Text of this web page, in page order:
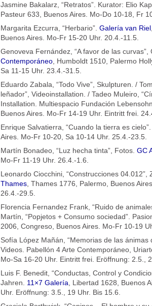
Jasmine Bakalarz, “Retratos”. Kurator: Elio
Pasteur 633, Buenos Aires. Mo-Do 10-18, Fr
Margarita Ezcurra, “Herbario”. Galería van Riel
Buenos Aires. Mo-Fr 15-20 Uhr. 20.4.-11.5.
Genoveva Fernández, “A favor de las curvas”,
Contemporáneo, Humboldt 1510, Palermo
Sa 11-15 Uhr. 23.4.-31.5.
Eduardo Zabala, “Todo Vive”, Skulpturen. /
leñador”, Videoinstallation. / Tadeo Muleiro,
Installation. Multiespacio Fundación
Buenos Aires. Mo-Fr 14-19 Uhr. Eintritt frei.
Enrique Salvatierra, “Cuando la tierra es
Aires. Mo-Fr 10-20, Sa 10-14 Uhr. 25.4.-23.5.
Martín Bonadeo, “Luz hecha tinta”, Fotos. GC
Mo-Fr 11-19 Uhr. 26.4.-1.6.
Leonardo Ciocchini, “Construcciones 04.012”,
Thames, Thames 1776, Palermo, Buenos
26.4.-29.5.
Florencia Fernandez Frank, “Ruido de
Martín, “Popjetos + Consumo sociedad”.
2006, Congreso, Buenos Aires. Mo-Fr 10-19
Sofía López Mañán, “Memorias de las
Videos. Pabellón 4 Arte Contemporáneo,
Mo-Sa 16-20 Uhr. Eintritt frei. Eröffnung: 2.5.,
Luis F. Benedit, “Conductas, Control y
Jahren. 11×7 Galería , Libertad 1628, Buenos
Uhr. Eröffnung: 3.5., 19 Uhr. Bis 15.6.